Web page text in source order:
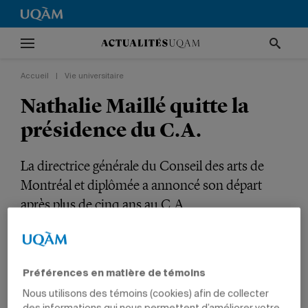
Accueil Vie universitaire
Nathalie Maillé quitte la
présidence du C.A.
La directrice générale du Conseil des arts de
Montréal et diplômée a annoncé son départ
après plus de cinq ans au C.A.
VIE UNIVERSITAIRE
Préférences en matière de témoins
Nous utilisons des témoins (cookies) afin de collecter